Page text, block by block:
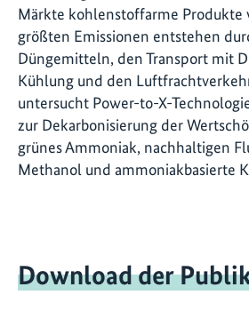
Märkte kohlenstoffarme Produkte
größten Emissionen entstehen
Düngemitteln, den Transport mit
Kühlung und den
untersucht Power-to-X-
zur Dekarbonisierung der
grünes Ammoniak, nachhaltigen
Methanol und ammoniakbasierte
Download der